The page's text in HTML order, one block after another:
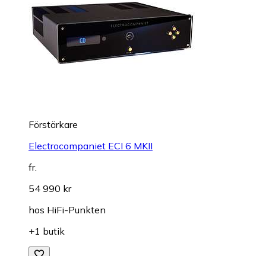
Förstärkare
Electrocompaniet ECI 6 MKII
fr.
54 990 kr
hos HiFi-Punkten
+1 butik